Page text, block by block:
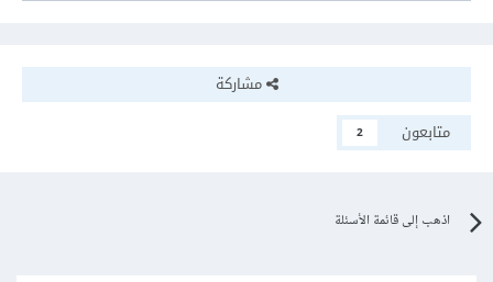
مشاركة
متابعون
2
اذهب إلى قائمة الأسئلة